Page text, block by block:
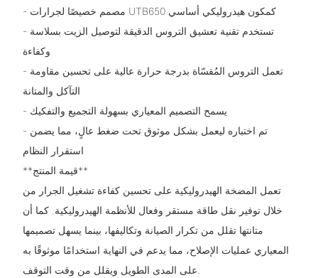
- مصمم خصيصًا لجرارات UTB650 كمكون هيدروليكي أساسي
- تستخدم تقنية تعشيق التروس الدقيقة لتوصيل الزيت بسلاسة
وكفاءة
- تعمل التروس المُقسّاة بدرجة حرارة عالية على تحسين مقاومة
التآكل والمتانة
- يسمح التصميم المعياري بسهولة التجميع والتفكيك
- تم اختباره ليعمل بشكل موثوق تحت ضغط عالٍ، مما يضمن
استقرار النظام
**قيمة المنتج**
تعمل المضخة الهيدروليكية على تحسين كفاءة تشغيل الجرار من
خلال توفير نقل طاقة مستقر وفعال للأنظمة الهيدروليكية. كما أن
متانتها تقلل من تكرار الصيانة وتكاليفها، بينما يسهل تصميمها
المعياري عمليات الإصلاح، مما يدعم في النهاية استخدامًا موثوقًا به